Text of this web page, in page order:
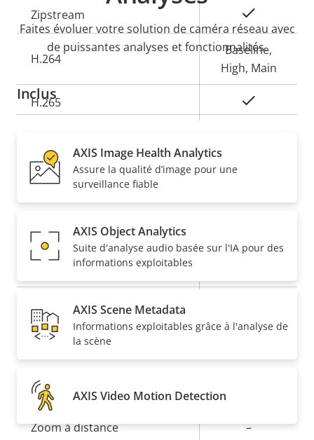
Description
de la
propriété
Valeur de
la
propriété
Zipstream
H.264
Baseline,
High, Main
H.265
Description
Valeur de
Prise en charge audio
Description
de la
propriété
Valeur de
la
propriété
SE signé
Démarrage sécurisé
Description
de la
propriété
Valeur de
Focus à distance
Zoom à distance –
Faites évoluer votre solution de caméra réseau avec
de puissantes analyses et fonctionnalités.
Inclus
AXIS Image Health Analytics
Assure la qualité d’image pour une
surveillance fiable
AXIS Object Analytics
Suite d'analyse audio basée sur l'IA pour des
informations exploitables
AXIS Scene Metadata
Informations exploitables grâce à l'analyse de
la scène
AXIS Video Motion Detection